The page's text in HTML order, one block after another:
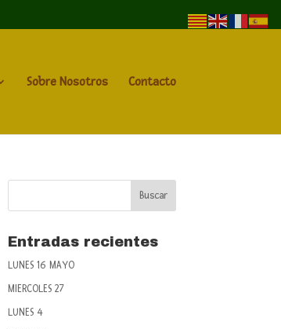
Sobre Nosotros Contacto
Entradas recientes
LUNES 16 MAYO
MIERCOLES 27
LUNES 4